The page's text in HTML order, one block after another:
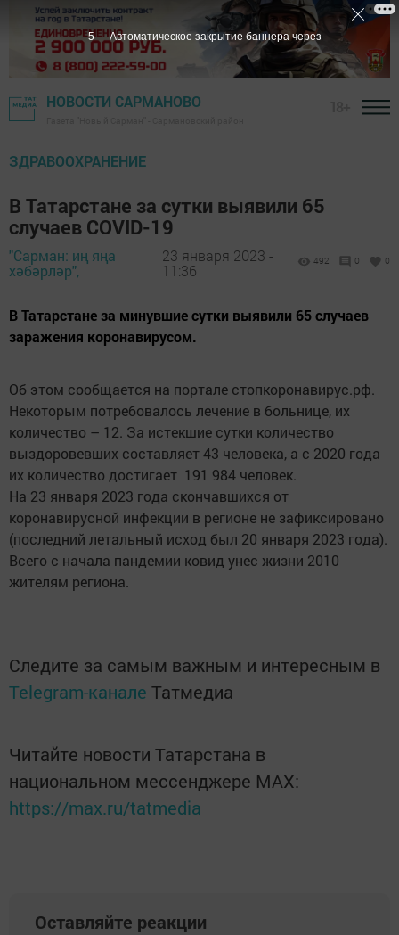
НОВОСТИ САРМАНОВО
ЗДРАВООХРАНЕНИЕ
В Татарстане за сутки выявили 65
случаев COVID-19
"Сарман: иң яңа
хәбәрләр",
23 января 2023 -
11:36
492 0 0
В Татарстане за минувшие сутки выявили 65 случаев
заражения коронавирусом.
Об этом сообщается на портале стопкоронавирус.рф.
Некоторым потребовалось лечение в больнице, их
количество – 12. За истекшие сутки количество
выздоровевших составляет 43 человека, а с 2020 года
их количество достигает 191 984 человек.
На 23 января 2023 года скончавшихся от
коронавирусной инфекции в регионе не зафиксировано
(последний летальный исход был 20 января 2023 года).
Всего с начала пандемии ковид унес жизни 2010
жителям региона.
Следите за самым важным и интересным в
Telegram-канале Татмедиа
Читайте новости Татарстана в
национальном мессенджере MАХ:
https://max.ru/tatmedia
Оставляйте реакции
4 Автоматическое закрытие баннера через